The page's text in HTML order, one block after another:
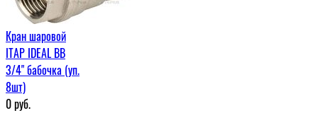
Кран шаровой
ITAP IDEAL ВВ
3/4" бабочка (уп.
8шт)
0руб.